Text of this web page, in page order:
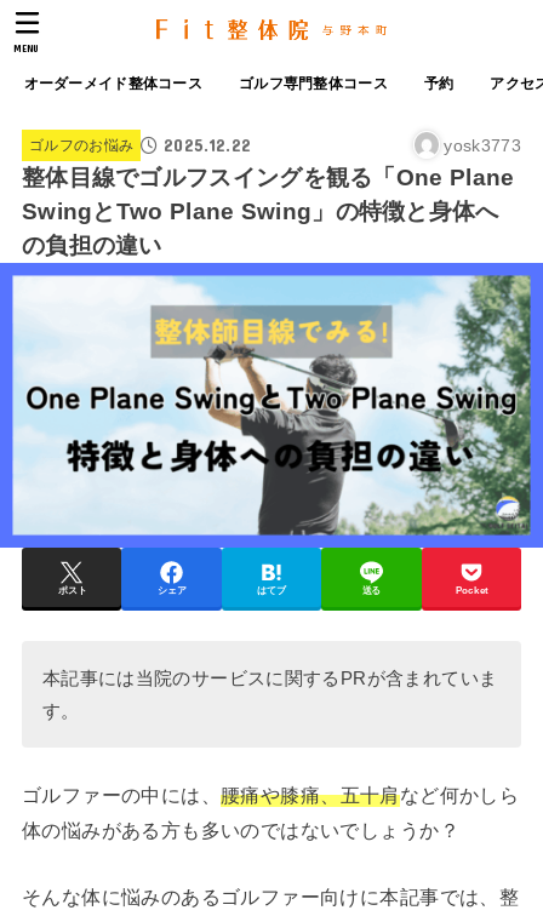
オーダーメイド整体コース ゴルフ専門整体コース 予約 アクセ
MENU
ゴルフのお悩み 2025.12.22 yosk3773
整体目線でゴルフスイングを観る「One Plane
SwingとTwo Plane Swing」の特徴と身体へ
の負担の違い
ポスト シェア はてブ 送る Pocket
本記事には当院のサービスに関するPRが含まれていま
す。
ゴルファーの中には、腰痛や膝痛、五十肩など何かしら
体の悩みがある方も多いのではないでしょうか？
そんな体に悩みのあるゴルファー向けに本記事では、整